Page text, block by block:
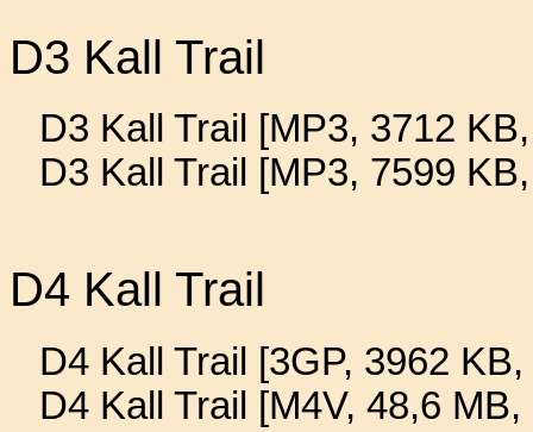
D3 Kall Trail
D3 Kall Trail [MP3, 3712
D3 Kall Trail [MP3, 7599
D4 Kall Trail
D4 Kall Trail [3GP, 3962
D4 Kall Trail [M4V, 48,6 MB,